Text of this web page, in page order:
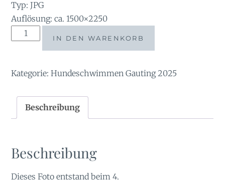
Typ: JPG
Auflösung: ca. 1500×2250
tauchsucht20250926_192110
IN DEN WARENKORB
Kategorie:Hundeschwimmen Gauting 2025
Beschreibung
Beschreibung
Dieses Foto entstand beim 4.